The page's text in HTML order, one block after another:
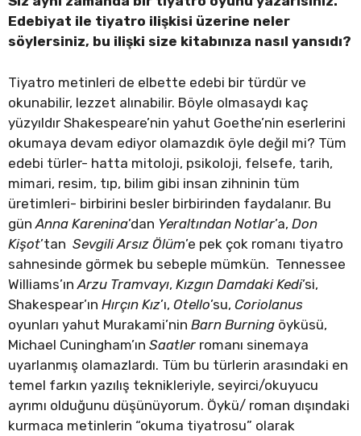
Edebiyat ile tiyatro ilişkisi üzerine neler
söylersiniz, bu ilişki size kitabınıza nasıl yansıdı?
Tiyatro metinleri de elbette edebi bir türdür ve
okunabilir, lezzet alınabilir. Böyle olmasaydı kaç
yüzyıldır Shakespeare’nin yahut Goethe’nin eserlerini
okumaya devam ediyor olamazdık öyle değil mi? Tüm
edebi türler- hatta mitoloji, psikoloji, felsefe, tarih,
mimari, resim, tıp, bilim gibi insan zihninin tüm
üretimleri- birbirini besler birbirinden faydalanır. Bu
gün Anna Karenina’dan Yeraltından Notlar’a, Don
Kişot’tan Sevgili Arsız Ölüm’e pek çok romanı tiyatro
sahnesinde görmek bu sebeple mümkün. Tennessee
Williams’ın Arzu Tramvayı, Kızgın Damdaki Kedi’si,
Shakespear’ın Hırçın Kız’ı, Otello’su, Coriolanus
oyunları yahut Murakami’nin Barn Burning öyküsü,
Michael Cuningham’ın Saatler romanı sinemaya
uyarlanmış olamazlardı. Tüm bu türlerin arasındaki en
temel farkın yazılış teknikleriyle, seyirci/okuyucu
ayrımı olduğunu düşünüyorum. Öykü/ roman dışındaki
kurmaca metinlerin “okuma tiyatrosu” olarak